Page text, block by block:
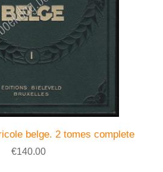
belge. 2 tomes complete
€140.00